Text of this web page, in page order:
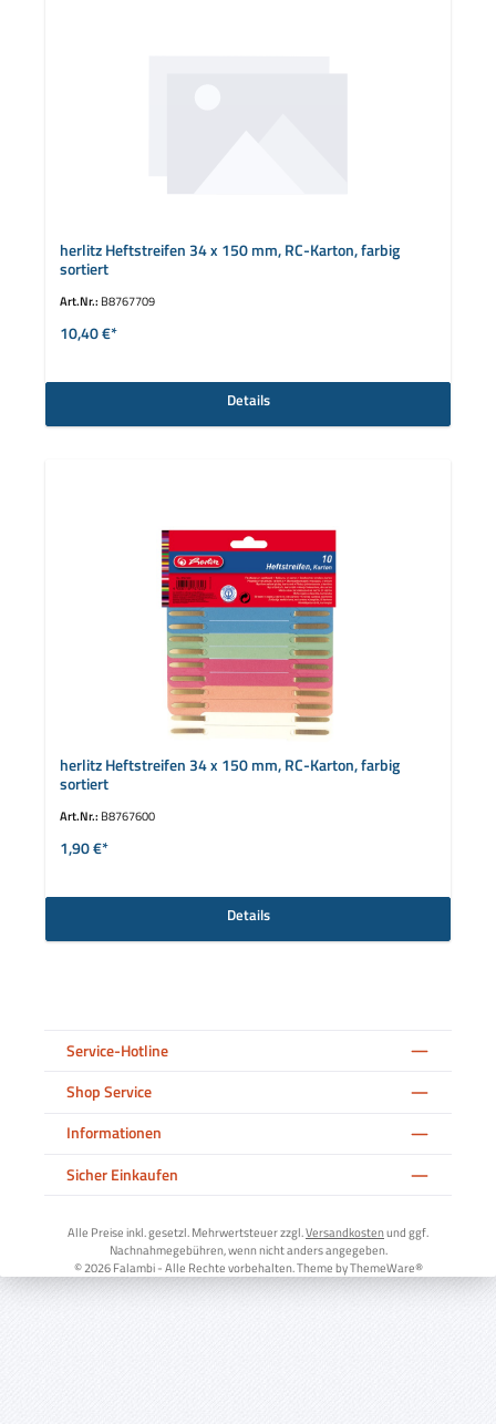
herlitz Heftstreifen 34 x 150 mm, RC-Karton, farbig
sortiert
Art.Nr.: B8767709
10,40 €*
Details
herlitz Heftstreifen 34 x 150 mm, RC-Karton, farbig
sortiert
Art.Nr.: B8767600
1,90 €*
Details
Service-Hotline
Shop Service
Informationen
Sicher Einkaufen
Alle Preise inkl. gesetzl. Mehrwertsteuer zzgl.Versandkostenund ggf.
Nachnahmegebühren, wenn nicht anders angegeben.
© 2026 Falambi - Alle Rechte vorbehalten. Theme byThemeWare®